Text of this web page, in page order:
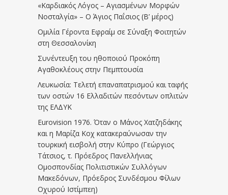
«Καρδιακός Λόγος – Αγιασμένων Μορφών
Νοσταλγία» – Ο Άγιος Παΐσιος (Β’ μέρος)
Ομιλία Γέροντα Εφραίμ σε Σύναξη Φοιτητών
στη Θεσσαλονίκη
Συνέντευξη του ηθοποιού Προκόπη
Αγαθοκλέους στην Πεμπτουσία
Λευκωσία: Τελετή επαναπατρισμού και ταφής
των οστών 16 Ελλαδιτών πεσόντων οπλιτών
της ΕΛΔΥΚ
Eurovision 1976. Όταν ο Μάνος Χατζηδάκης
και η Μαρίζα Κοχ κατακεραύνωσαν την
τουρκική εισβολή στην Κύπρο (Γεώργιος
Τάτσιος, τ. Πρόεδρος Πανελλήνιας
Ομοσπονδίας Πολιτιστικών Συλλόγων
Μακεδόνων, Πρόεδρος Συνδέσμου Φίλων
Οχυρού Ιστίμπεη)